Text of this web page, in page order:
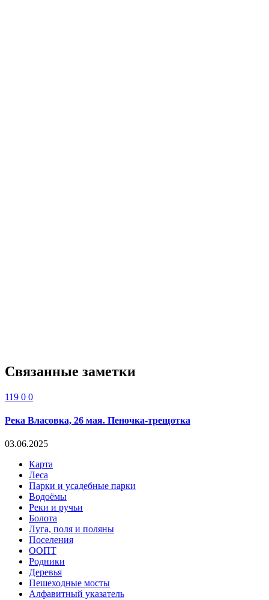
Связанные заметки
119 0 0
Река Власовка, 26 мая. Пеночка-трещотка
03.06.2025
Карта
Леса
Парки и усадебные парки
Водоёмы
Реки и ручьи
Болота
Луга, поля и поляны
Поселения
ООПТ
Родники
Деревья
Пешеходные мосты
Алфавитный указатель